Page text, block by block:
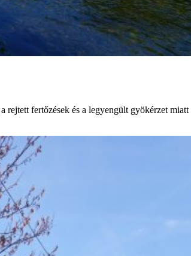
rejtett fertőzések és a legyengült gyökérzet miatt